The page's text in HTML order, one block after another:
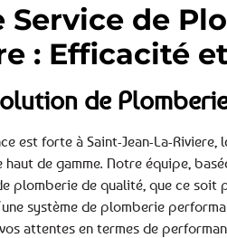
Service de
: Efficacité
de
est forte à Saint-Jean-La-
de gamme. Notre équipe,
plomberie de qualité, que ce soit
système de plomberie
attentes en termes de